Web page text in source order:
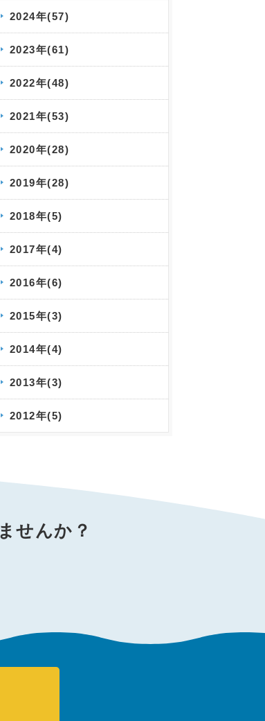
2024年(57)
2023年(61)
2022年(48)
2021年(53)
2020年(28)
2019年(28)
2018年(5)
2017年(4)
2016年(6)
2015年(3)
2014年(4)
2013年(3)
2012年(5)
せんか？